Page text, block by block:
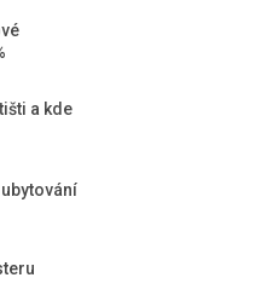
a kde